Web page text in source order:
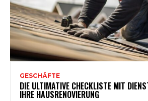
GESCHÄFTE
DIE ULTIMATIVE CHECKLISTE MIT
IHRE HAUSRENOVIERUNG